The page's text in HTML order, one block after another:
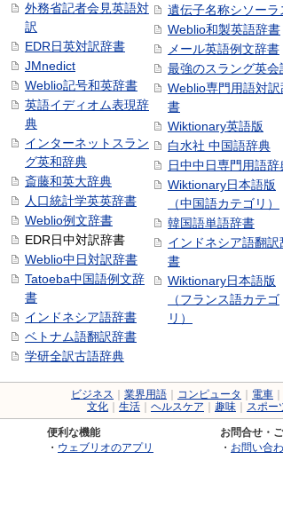
外務省記者会見英語対
訳
EDR日英対訳辞書
JMnedict
Weblio記号和英辞書
英語イディオム表現辞
典
インターネットスラン
グ英和辞典
斎藤和英大辞典
人口統計学英英辞書
Weblio例文辞書
EDR日中対訳辞書
Weblio中日対訳辞書
Tatoeba中国語例文辞
書
インドネシア語辞書
ベトナム語翻訳辞書
学研全訳古語辞典
遺伝子名称シソーラ
Weblio和製英語辞書
メール英語例文辞書
最強のスラング英会
Weblio専門用語対訳
書
Wiktionary英語版
白水社 中国語辞典
日中中日専門用語辞
Wiktionary日本語版
（中国語カテゴリ）
韓国語単語辞書
インドネシア語翻訳
書
Wiktionary日本語版
（フランス語カテゴ
リ）
ビジネス 業界用語 コンピュータ 電車
文化
生活 ヘルスケア 趣味 スポー
便利な機能
・ ウェブリオのアプリ
お問合せ・
・ お問い合